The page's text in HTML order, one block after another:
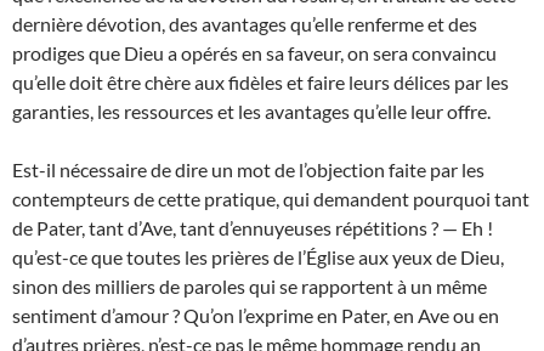
dernière dévotion, des avantages qu’elle renferme et des
prodiges que Dieu a opérés en sa faveur, on sera convaincu
qu’elle doit être chère aux fidèles et faire leurs délices par les
garanties, les ressources et les avantages qu’elle leur offre.
Est-il nécessaire de dire un mot de l’objection faite par les
contempteurs de cette pratique, qui demandent pourquoi tant
de Pater, tant d’Ave, tant d’ennuyeuses répétitions ? — Eh !
qu’est-ce que toutes les prières de l’Église aux yeux de Dieu,
sinon des milliers de paroles qui se rapportent à un même
sentiment d’amour ? Qu’on l’exprime en Pater, en Ave ou en
d’autres prières, n’est-ce pas le même hommage rendu an